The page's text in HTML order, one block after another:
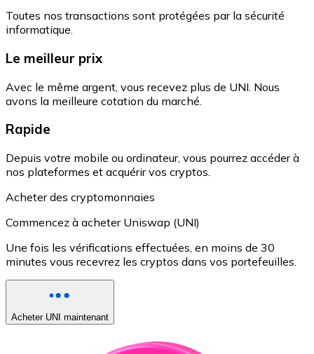
Toutes nos transactions sont protégées par la sécurité
informatique.
Le meilleur prix
Avec le même argent, vous recevez plus de UNI. Nous
avons la meilleure cotation du marché.
Rapide
Depuis votre mobile ou ordinateur, vous pourrez accéder à
nos plateformes et acquérir vos cryptos.
Acheter des cryptomonnaies
Commencez à acheter Uniswap (UNI)
Une fois les vérifications effectuées, en moins de 30
minutes vous recevrez les cryptos dans vos portefeuilles.
Acheter UNI maintenant